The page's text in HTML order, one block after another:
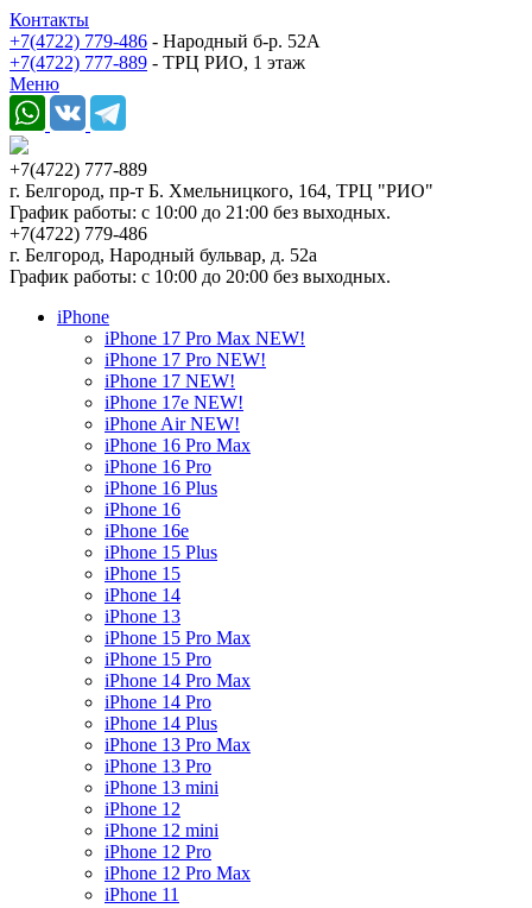
Контакты
+7(4722) 779-486 - Народный б-р. 52А
+7(4722) 777-889 - ТРЦ РИО, 1 этаж
Меню
+7(4722) 777-889
г. Белгород, пр-т Б. Хмельницкого, 164, ТРЦ "РИО"
График работы: с 10:00 до 21:00 без выходных.
+7(4722) 779-486
г. Белгород, Народный бульвар, д. 52а
График работы: с 10:00 до 20:00 без выходных.
iPhone
iPhone 17 Pro Max NEW!
iPhone 17 Pro NEW!
iPhone 17 NEW!
iPhone 17e NEW!
iPhone Air NEW!
iPhone 16 Pro Max
iPhone 16 Pro
iPhone 16 Plus
iPhone 16
iPhone 16e
iPhone 15 Plus
iPhone 15
iPhone 14
iPhone 13
iPhone 15 Pro Max
iPhone 15 Pro
iPhone 14 Pro Max
iPhone 14 Pro
iPhone 14 Plus
iPhone 13 Pro Max
iPhone 13 Pro
iPhone 13 mini
iPhone 12
iPhone 12 mini
iPhone 12 Pro
iPhone 12 Pro Max
iPhone 11